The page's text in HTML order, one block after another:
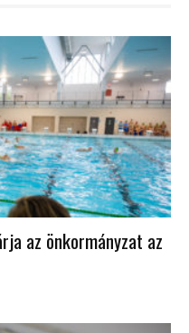
az önkormányzat az